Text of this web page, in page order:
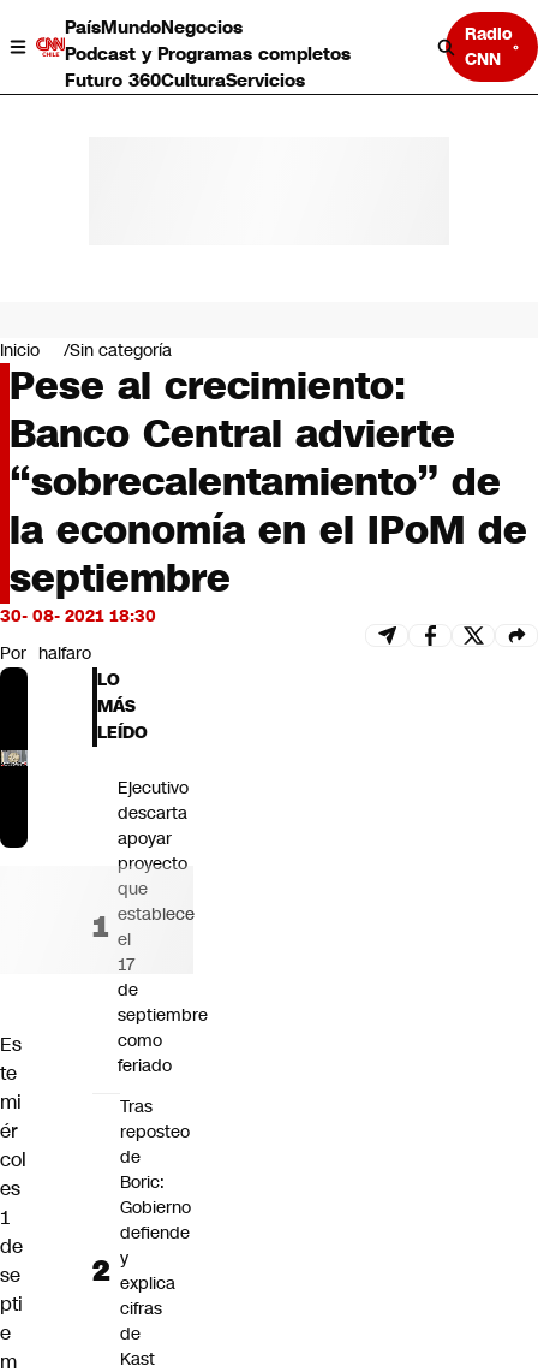
PaísMundoNegocios
Podcast y Programas completos
Futuro 360CulturaServicios
Radio
CNN
Negocios
Deportes
Programas completos
Cultura
Servicios
Bits
CNN tiempo
Futuro 360
Opinión
Inicio Sin categoría
Pese al crecimiento:
Banco Central advierte
“sobrecalentamiento” de
la economía en el IPoM de
septiembre
30- 08- 2021 18:30
Por halfaro
Es
te
mi
ér
col
es
1
de
se
pti
e
m
LO
MÁS
LEÍDO
Ejecutivo
descarta
apoyar
proyecto
que
establece
el
17
de
septiembre
como
feriado
Tras
reposteo
de
Boric:
Gobierno
defiende
y
explica
cifras
de
Kast